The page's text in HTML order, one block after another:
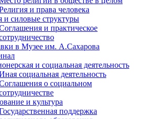
и права человека
и силовые структуры
и практическое
в Музее им. А.Сахарова
и социальная деятельность
социальная деятельность
о социальном
и культура
поддержка